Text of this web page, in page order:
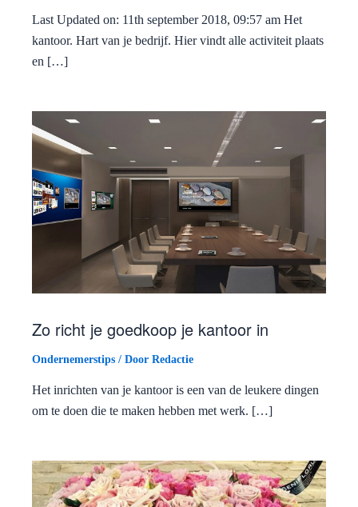
Last Updated on: 11th september 2018, 09:57 am Het
kantoor. Hart van je bedrijf. Hier vindt alle activiteit plaats
en […]
Zo richt je goedkoop je kantoor in
Ondernemerstips / Door Redactie
Het inrichten van je kantoor is een van de leukere dingen
om te doen die te maken hebben met werk. […]